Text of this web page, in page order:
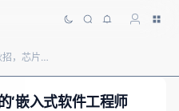
2025年秋招，芯片公司的‘嵌入式软件工程师（驱动方向）’岗位笔试面试会考什么？
‘嵌入式软件工程师